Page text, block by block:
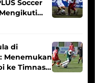
Soccer
di
Menemukan
ke Timnas